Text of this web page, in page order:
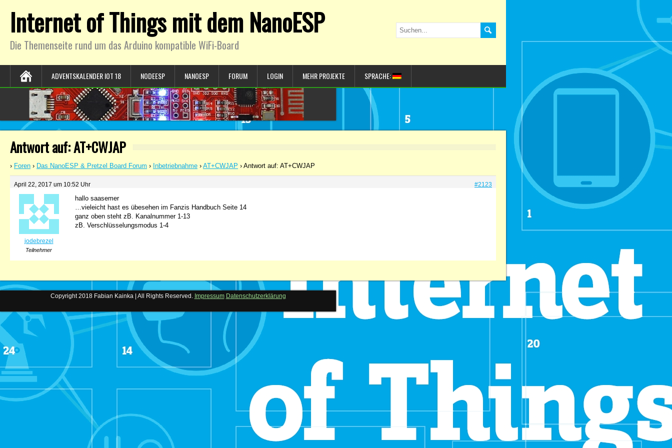
Internet of Things mit dem NanoESP
Die Themenseite rund um das Arduino kompatible WiFi-Board
ADVENTSKALENDER IOT 18 NODEESP NANOESP FORUM LOGIN MEHR PROJEKTE SPRACHE:
Antwort auf: AT+CWJAP
› Foren › Das NanoESP & Pretzel Board Forum › Inbetriebnahme › AT+CWJAP › Antwort auf: AT+CWJAP
April 22, 2017 um 10:52 Uhr #2123
jodebrezel
Teilnehmer
hallo saasemer
…vieleicht hast es übesehen im Fanzis Handbuch Seite 14
ganz oben steht zB. Kanalnummer 1-13
zB. Verschlüsselungsmodus 1-4
Copyright 2018 Fabian Kainka | All Rights Reserved. Impressum Datenschutzerklärung